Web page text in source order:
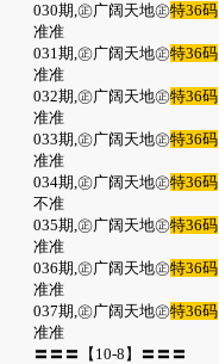
030期,㊣广阔天地㊣特36码
准准
031期,㊣广阔天地㊣特36码
准准
032期,㊣广阔天地㊣特36码
准准
033期,㊣广阔天地㊣特36码
准准
034期,㊣广阔天地㊣特36码
不准
035期,㊣广阔天地㊣特36码
准准
036期,㊣广阔天地㊣特36码
准准
037期,㊣广阔天地㊣特36码
准准
〓〓〓【10-8】〓〓〓